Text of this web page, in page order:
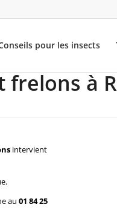
pour les insects
frelons à
intervient
au 01 84 25